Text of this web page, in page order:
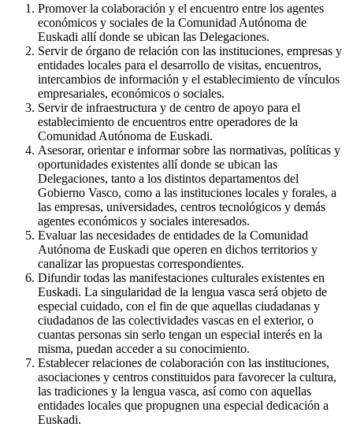
Promover la colaboración y el encuentro entre los agentes
económicos y sociales de la Comunidad Autónoma de
Euskadi allí donde se ubican las Delegaciones.
Servir de órgano de relación con las instituciones, empresas y
entidades locales para el desarrollo de visitas, encuentros,
intercambios de información y el establecimiento de vínculos
empresariales, económicos o sociales.
Servir de infraestructura y de centro de apoyo para el
establecimiento de encuentros entre operadores de la
Comunidad Autónoma de Euskadi.
Asesorar, orientar e informar sobre las normativas, políticas y
oportunidades existentes allí donde se ubican las
Delegaciones, tanto a los distintos departamentos del
Gobierno Vasco, como a las instituciones locales y forales, a
las empresas, universidades, centros tecnológicos y demás
agentes económicos y sociales interesados.
Evaluar las necesidades de entidades de la Comunidad
Autónoma de Euskadi que operen en dichos territorios y
canalizar las propuestas correspondientes.
Difundir todas las manifestaciones culturales existentes en
Euskadi. La singularidad de la lengua vasca será objeto de
especial cuidado, con el fin de que aquellas ciudadanas y
ciudadanos de las colectividades vascas en el exterior, o
cuantas personas sin serlo tengan un especial interés en la
misma, puedan acceder a su conocimiento.
Establecer relaciones de colaboración con las instituciones,
asociaciones y centros constituidos para favorecer la cultura,
las tradiciones y la lengua vasca, así como con aquellas
entidades locales que propugnen una especial dedicación a
Euskadi.